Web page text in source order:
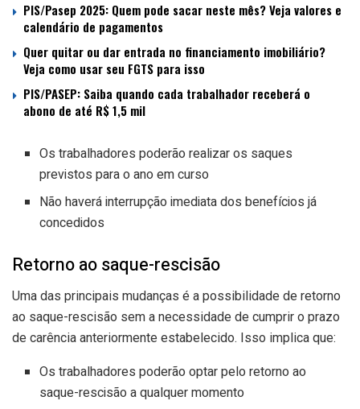
PIS/Pasep 2025: Quem pode sacar neste mês? Veja valores e
calendário de pagamentos
Quer quitar ou dar entrada no financiamento imobiliário?
Veja como usar seu FGTS para isso
PIS/PASEP: Saiba quando cada trabalhador receberá o
abono de até R$ 1,5 mil
Os trabalhadores poderão realizar os saques
previstos para o ano em curso
Não haverá interrupção imediata dos benefícios já
concedidos
Retorno ao saque-rescisão
Uma das principais mudanças é a possibilidade de retorno
ao saque-rescisão sem a necessidade de cumprir o prazo
de carência anteriormente estabelecido. Isso implica que:
Os trabalhadores poderão optar pelo retorno ao
saque-rescisão a qualquer momento